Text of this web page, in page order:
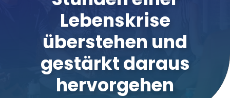
Lebenskrise
überstehen und
gestärkt daraus
hervorgehen